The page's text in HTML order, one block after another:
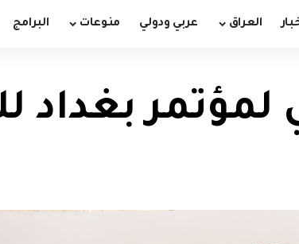
العراق عربي ودولي منوعات البرامج
لمؤتمر بغداد